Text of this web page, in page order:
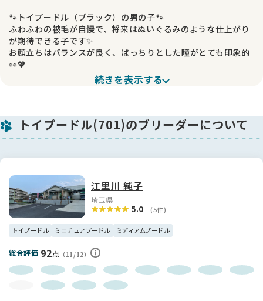
🐾トイプードル（ブラック）の男の子🐾
ふわふわの被毛が自慢で、将来はぬいぐるみのような仕上がり
が期待できる子です✨
お顔立ちはバランスが良く、ぱっちりとした瞳がとても印象的
👀💖
見つめられると、思わず笑顔になってしまうような可愛さがあ
とても賢く、物覚えの良いタイプです。
人の言葉や動きをよく観察していて、「ちゃんと理解してるの
人懐っこく、そばにいるだけで癒される存在です。
🍀将来が楽しみな男の子🍀
毛量が豊かなので、カットスタイルも自在に楽しめます✂️
おしゃれを楽しみたい方にもおすすめの子です💎
ご家族の一員として、たくさんの幸せを運んでくれること間違
いなしです💕
気になる方は、ぜひ一度この子に会いに来てくださいね☺️
続きを表示する
トイプードル(701)のブリーダーについて
江里川 純子
埼玉県
5.0 (5件)
トイプードル ミニチュアプードル ミディアムプードル
総合評価 92点 （11/12）